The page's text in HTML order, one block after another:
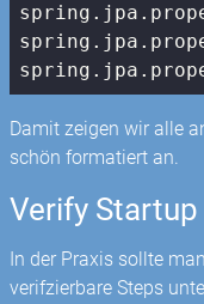
Damit zeigen wir alle
schön formatiert an.
Verify Startup
In der Praxis sollte
verifzierbare Steps